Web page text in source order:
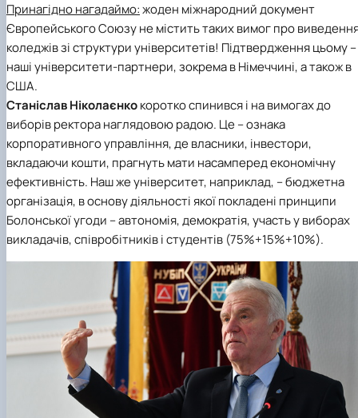
Принагідно нагадаймо:жоден міжнародний документ
Європейського Союзу не містить таких вимог про
коледжів зі структури університетів! Підтвердження цьому –
наші університети-партнери, зокрема в Німеччині, а також в
США.
Станіслав Ніколаєнкокоротко спинився і на вимогах до
виборів ректора наглядовою радою. Це – ознака
корпоративного управління, де власники, інвестори,
вкладаючи кошти, прагнуть мати насамперед економічну
ефективність. Наш же університет, наприклад, – бюджетна
організація, в основу діяльності якої покладені принципи
Болонської угоди – автономія, демократія, участь у виборах
викладачів, співробітників і студентів (75%+15%+10%).